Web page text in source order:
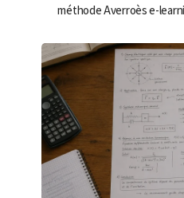
méthode Averroès e-